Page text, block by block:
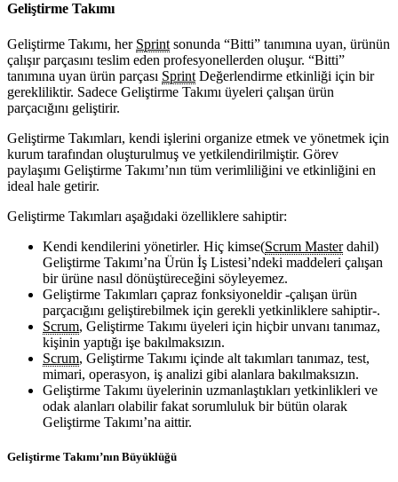
Geliştirme Takımı
Geliştirme Takımı, her Sprint sonunda “Bitti” tanımına uyan, ürünün
çalışır parçasını teslim eden profesyonellerden oluşur. “Bitti”
tanımına uyan ürün parçası Sprint Değerlendirme etkinliği için bir
gerekliliktir. Sadece Geliştirme Takımı üyeleri çalışan ürün
parçacığını geliştirir.
Geliştirme Takımları, kendi işlerini organize etmek ve yönetmek için
kurum tarafından oluşturulmuş ve yetkilendirilmiştir. Görev
paylaşımı Geliştirme Takımı’nın tüm verimliliğini ve etkinliğini en
ideal hale getirir.
Geliştirme Takımları aşağıdaki özelliklere sahiptir:
Kendi kendilerini yönetirler. Hiç kimse(Scrum Masterdahil)
Geliştirme Takımı’na Ürün İş Listesi’ndeki maddeleri çalışan
bir ürüne nasıl dönüştüreceğini söyleyemez.
Geliştirme Takımları çapraz fonksiyoneldir -çalışan ürün
parçacığını geliştirebilmek için gerekli yetkinliklere sahiptir-.
Scrum, Geliştirme Takımı üyeleri için hiçbir unvanı tanımaz,
kişinin yaptığı işe bakılmaksızın.
Scrum, Geliştirme Takımı içinde alt takımları tanımaz, test,
mimari, operasyon, iş analizi gibi alanlara bakılmaksızın.
Geliştirme Takımı üyelerinin uzmanlaştıkları yetkinlikleri ve
odak alanları olabilir fakat sorumluluk bir bütün olarak
Geliştirme Takımı’na aittir.
Geliştirme Takımı’nın Büyüklüğü